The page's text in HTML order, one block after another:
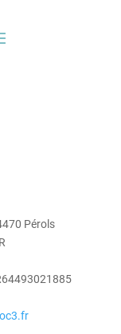
Pérols